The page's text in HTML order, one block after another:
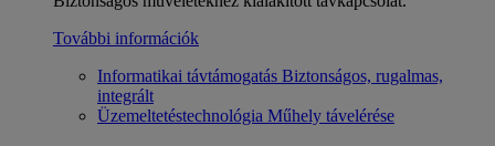
További információk
Informatikai távtámogatás Biztonságos, rugalmas,
integrált
Üzemeltetéstechnológia Műhely távelérése